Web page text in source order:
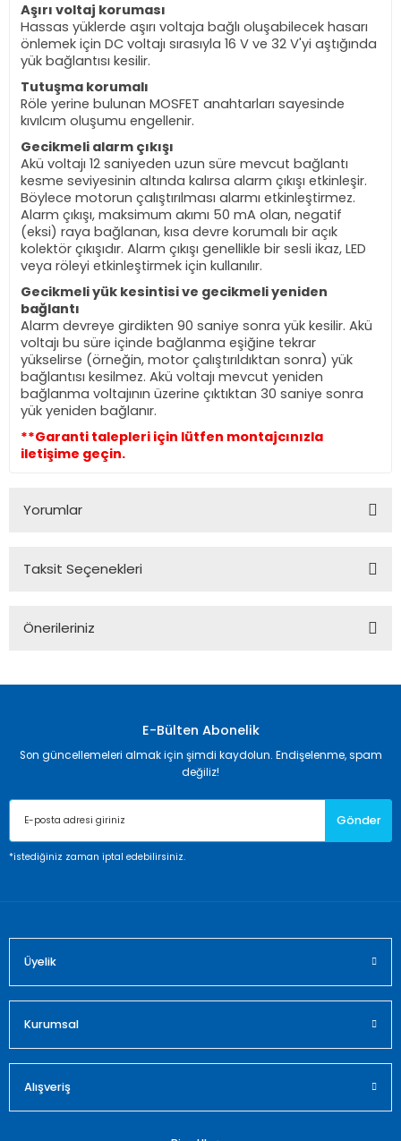
Aşırı voltaj koruması
Hassas yüklerde aşırı voltaja bağlı oluşabilecek hasarı
önlemek için DC voltajı sırasıyla 16 V ve 32 V'yi aştığında
yük bağlantısı kesilir.
Tutuşma korumalı
Röle yerine bulunan MOSFET anahtarları sayesinde
kıvılcım oluşumu engellenir.
Gecikmeli alarm çıkışı
Akü voltajı 12 saniyeden uzun süre mevcut bağlantı
kesme seviyesinin altında kalırsa alarm çıkışı etkinleşir.
Böylece motorun çalıştırılması alarmı etkinleştirmez.
Alarm çıkışı, maksimum akımı 50 mA olan, negatif
(eksi) raya bağlanan, kısa devre korumalı bir açık
kolektör çıkışıdır. Alarm çıkışı genellikle bir sesli ikaz, LED
veya röleyi etkinleştirmek için kullanılır.
Gecikmeli yük kesintisi ve gecikmeli yeniden
bağlantı
Alarm devreye girdikten 90 saniye sonra yük kesilir. Akü
voltajı bu süre içinde bağlanma eşiğine tekrar
yükselirse (örneğin, motor çalıştırıldıktan sonra) yük
bağlantısı kesilmez. Akü voltajı mevcut yeniden
bağlanma voltajının üzerine çıktıktan 30 saniye sonra
yük yeniden bağlanır.
**Garanti talepleri için lütfen montajcınızla
iletişime geçin.
Yorumlar
Taksit Seçenekleri
Önerileriniz
Görüş ve önerileriniz için teşekkür ederiz.
Ürün resmi kalitesiz, bozuk veya görüntülenemiyor.
Ürün açıklamasında eksik bilgiler bulunuyor.
Ürün bilgilerinde hatalar bulunuyor.
E-Bülten Abonelik
Son güncellemeleri almak için şimdi kaydolun. Endişelenme, spam
değiliz!
Gönder
*istediğiniz zaman iptal edebilirsiniz.
Üyelik
Kurumsal
Alışveriş